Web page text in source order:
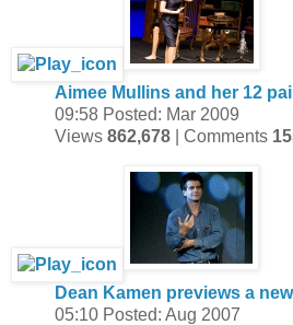
Aimee Mullins and her 12
09:58 Posted: Mar 2009
Views 862,678 | Comments
Dean Kamen previews a
05:10 Posted: Aug 2007